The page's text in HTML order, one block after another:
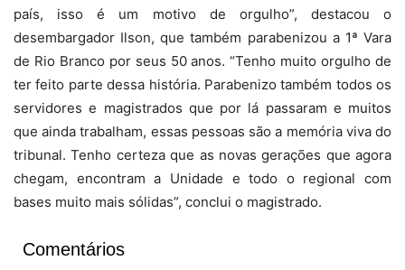
país, isso é um motivo de orgulho”, destacou o
desembargador Ilson, que também parabenizou a 1ª Vara
de Rio Branco por seus 50 anos. “Tenho muito orgulho de
ter feito parte dessa história. Parabenizo também todos os
servidores e magistrados que por lá passaram e muitos
que ainda trabalham, essas pessoas são a memória viva do
tribunal. Tenho certeza que as novas gerações que agora
chegam, encontram a Unidade e todo o regional com
bases muito mais sólidas”, conclui o magistrado.
Comentários